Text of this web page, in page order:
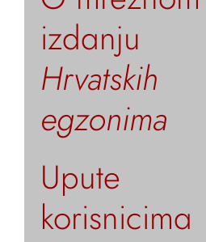
izdanju
Hrvatskih
egzonima
Upute
korisnicima